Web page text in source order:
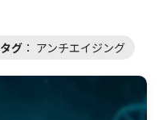
タグ ： アンチエイジング